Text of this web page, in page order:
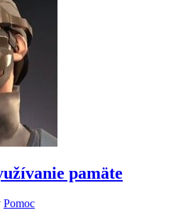
pamäte
Pomoc